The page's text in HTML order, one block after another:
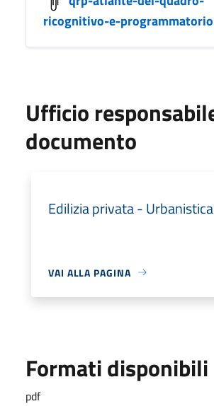
ricognitivo-e-
Ufficio
documento
Edilizia privata - Urbanistica
VAI ALLA PAGINA
Formati disponibili
pdf